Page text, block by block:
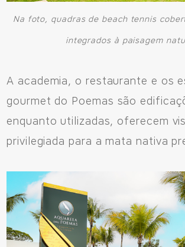
Na foto, quadras de beach tennis
integrados à paisagem
A academia, o restaurante e os
gourmet do Poemas são
enquanto utilizadas, oferecem
privilegiada para a mata nativa